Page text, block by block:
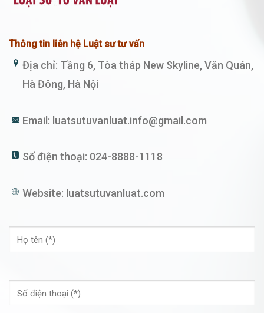
Thông tin liên hệ Luật sư tư vấn
Địa chỉ: Tầng 6, Tòa tháp New Skyline, Văn Quán,
Hà Đông, Hà Nội
Email: luatsutuvanluat.info@gmail.com
Số điện thoại: 024-8888-1118
Website: luatsutuvanluat.com